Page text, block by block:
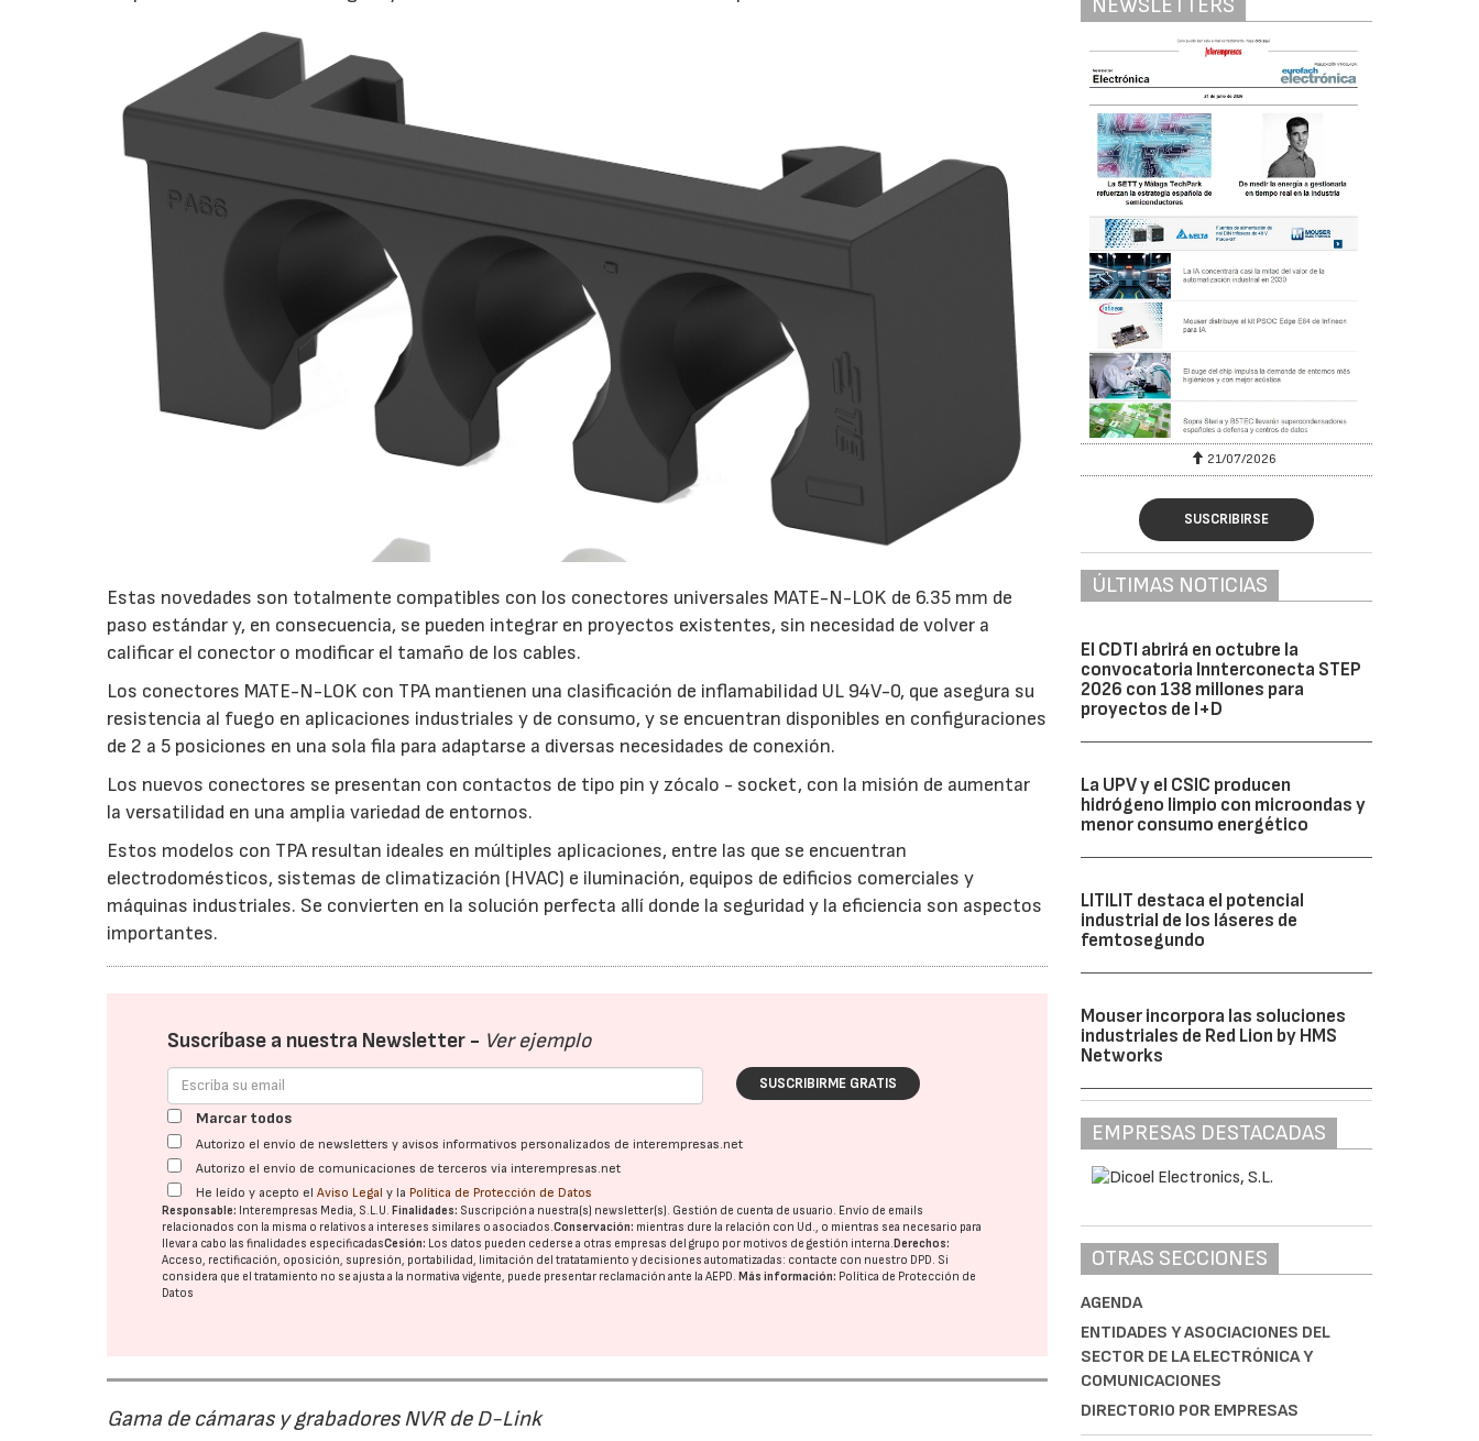
Estas novedades son totalmente compatibles con los conectores universales MATE-N-LOK de 6.35 mm de
paso estándar y, en consecuencia, se pueden integrar en proyectos existentes, sin necesidad de volver a
calificar el conector o modificar el tamaño de los cables.
Los conectores MATE-N-LOK con TPA mantienen una clasificación de inflamabilidad UL 94V-0, que asegura su
resistencia al fuego en aplicaciones industriales y de consumo, y se encuentran disponibles en configuraciones
de 2 a 5 posiciones en una sola fila para adaptarse a diversas necesidades de conexión.
Los nuevos conectores se presentan con contactos de tipo pin y zócalo - socket, con la misión de aumentar
la versatilidad en una amplia variedad de entornos.
Estos modelos con TPA resultan ideales en múltiples aplicaciones, entre las que se encuentran
electrodomésticos, sistemas de climatización (HVAC) e iluminación, equipos de edificios comerciales y
máquinas industriales. Se convierten en la solución perfecta allí donde la seguridad y la eficiencia son aspectos
importantes.
Suscríbase a nuestra Newsletter - Ver ejemplo
SUSCRIBIRME GRATIS
Marcar todos
Autorizo el envío de newsletters y avisos informativos personalizados de interempresas.net
Autorizo el envío de comunicaciones de terceros vía interempresas.net
He leído y acepto elAviso Legal y la Política de Protección de Datos
Responsable: Interempresas Media, S.L.U.Finalidades: Suscripción a nuestra(s) newsletter(s). Gestión de cuenta de usuario. Envío de emails
relacionados con la misma o relativos a intereses similares o asociados.Conservación: mientras dure la relación con Ud., o mientras sea necesario para
llevar a cabo las finalidades especificadasCesión: Los datos pueden cederse a otras empresas del grupo por motivos de gestión interna.Derechos:
Acceso, rectificación, oposición, supresión, portabilidad, limitación del tratatamiento y decisiones automatizadas: contacte con nuestro DPD. Si
considera que el tratamiento no se ajusta a la normativa vigente, puede presentar reclamación ante laAEPD.Más información: Política de Protección de
Datos
Gama de cámaras y grabadores NVR de D-Link
NEWSLETTERS
21/07/2026
SUSCRIBIRSE
ÚLTIMAS NOTICIAS
El CDTI abrirá en octubre la
convocatoria Innterconecta STEP
2026 con 138 millones para
proyectos de I+D
La UPV y el CSIC producen
hidrógeno limpio con microondas y
menor consumo energético
LITILIT destaca el potencial
industrial de los láseres de
femtosegundo
Mouser incorpora las soluciones
industriales de Red Lion by HMS
Networks
EMPRESAS DESTACADAS
OTRAS SECCIONES
AGENDA
ENTIDADES Y ASOCIACIONES DEL
SECTOR DE LA ELECTRÓNICA Y
COMUNICACIONES
DIRECTORIO POR EMPRESAS